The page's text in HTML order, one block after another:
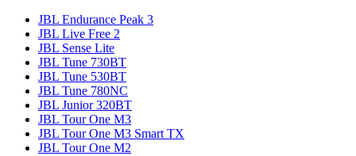
JBL Endurance Peak 3
JBL Live Free 2
JBL Sense Lite
JBL Tune 730BT
JBL Tune 530BT
JBL Tune 780NC
JBL Junior 320BT
JBL Tour One M3
JBL Tour One M3 Smart TX
JBL Tour One M2